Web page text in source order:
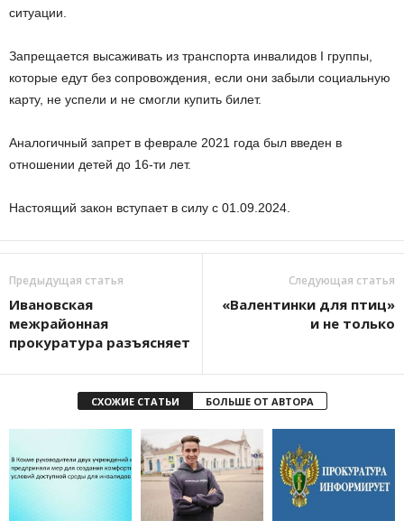
ситуации.
Запрещается высаживать из транспорта инвалидов I группы,
которые едут без сопровождения, если они забыли социальную
карту, не успели и не смогли купить билет.
Аналогичный запрет в феврале 2021 года был введен в
отношении детей до 16-ти лет.
Настоящий закон вступает в силу с 01.09.2024.
Предыдущая статья
Ивановская
межрайонная
прокуратура разъясняет
Следующая статья
«Валентинки для птиц»
и не только
СХОЖИЕ СТАТЬИ БОЛЬШЕ ОТ АВТОРА